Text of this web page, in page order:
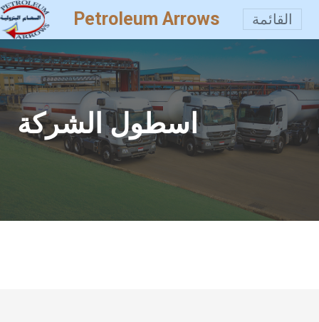
Petroleum Arrows القائمة
اسطول الشركة